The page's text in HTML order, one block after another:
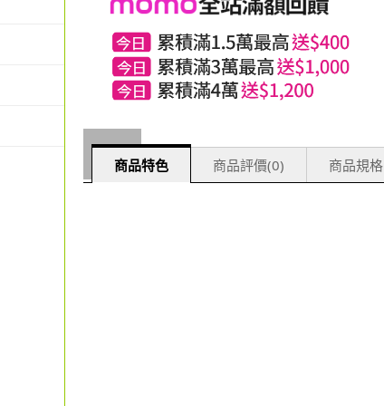
商品特色 商品評價(0) 商品規格